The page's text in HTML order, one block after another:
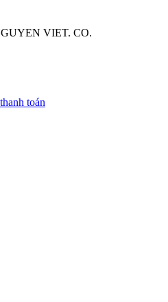
VIET. CO.
toán